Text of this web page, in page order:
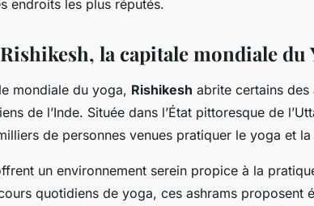
endroits les plus réputés.
la capitale mondiale du
mondiale du yoga, Rishikesh abrite certains des
de l’Inde. Située dans l’État pittoresque de
de personnes venues pratiquer le yoga et
un environnement serein propice à la
quotidiens de yoga, ces ashrams proposent